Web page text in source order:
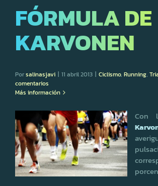
FÓRMULA DE
KARVONEN
Porsalinasjavi | 11 abril 2013 | Ciclismo, Running,
comentarios
Más información